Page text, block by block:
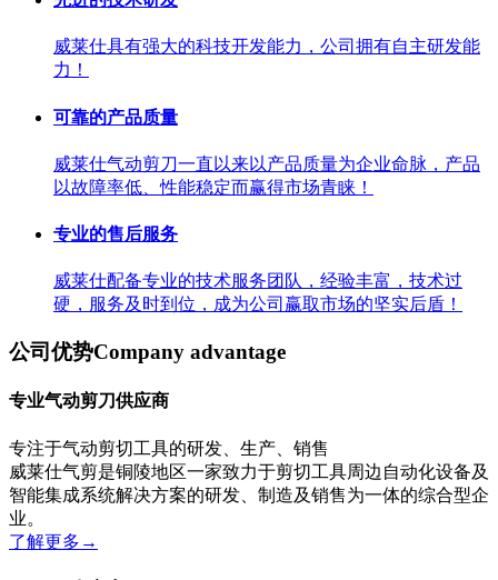
威莱仕具有强大的科技开发能力，公司拥有自主研发能
力！
可靠的产品质量
威莱仕气动剪刀一直以来以产品质量为企业命脉，产品
以故障率低、性能稳定而赢得市场青睐！
专业的售后服务
威莱仕配备专业的技术服务团队，经验丰富，技术过
硬，服务及时到位，成为公司赢取市场的坚实后盾！
公司优势Company advantage
专业气动剪刀供应商
专注于气动剪切工具的研发、生产、销售
威莱仕气剪是铜陵地区一家致力于剪切工具周边自动化设备及
智能集成系统解决方案的研发、制造及销售为一体的综合型企
业。
了解更多 →